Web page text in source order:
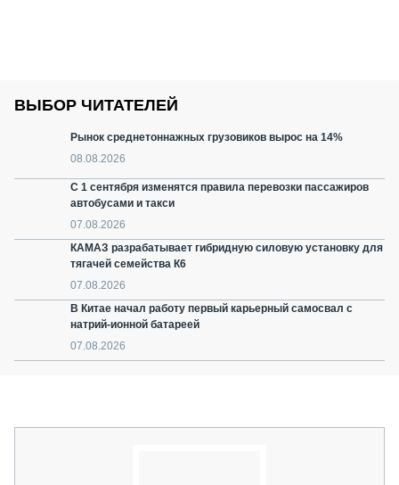
ВЫБОР ЧИТАТЕЛЕЙ
Рынок среднетоннажных грузовиков вырос на 14%
08.08.2026
С 1 сентября изменятся правила перевозки пассажиров
автобусами и такси
07.08.2026
КАМАЗ разрабатывает гибридную силовую установку для
тягачей семейства К6
07.08.2026
В Китае начал работу первый карьерный самосвал с
натрий-ионной батареей
07.08.2026